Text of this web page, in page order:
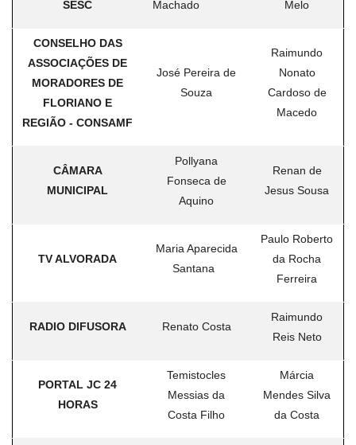
SESC Machado Melo
CONSELHO DAS
ASSOCIAÇÕES DE
MORADORES DE
FLORIANO E
REGIÃO - CONSAMF
José Pereira de
Souza
Raimundo
Nonato
Cardoso de
Macedo
CÂMARA
MUNICIPAL
Pollyana
Fonseca de
Aquino
Renan de
Jesus Sousa
TV ALVORADA
Maria Aparecida
Santana
Paulo Roberto
da Rocha
Ferreira
RADIO DIFUSORA Renato Costa
Raimundo
Reis Neto
PORTAL JC 24
HORAS
Temistocles
Messias da
Costa Filho
Márcia
Mendes Silva
da Costa